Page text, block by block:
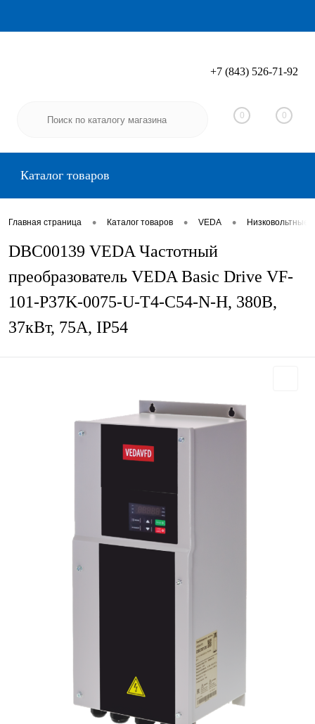
Вход Регистрация
+7 (843) 526-71-92
0 0
Каталог товаров
Главная страница • Каталог товаров • VEDA •
DBC00139 VEDA Частотный
преобразователь VEDA Basic Drive VF-
101-P37K-0075-U-T4-C54-N-H, 380В,
37кВт, 75А, IP54